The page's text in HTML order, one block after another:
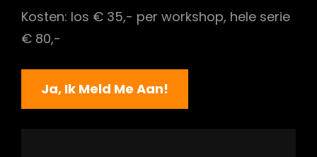
Kosten: los € 35,- per workshop, hele serie
€ 80,-
Ja, Ik Meld Me Aan!